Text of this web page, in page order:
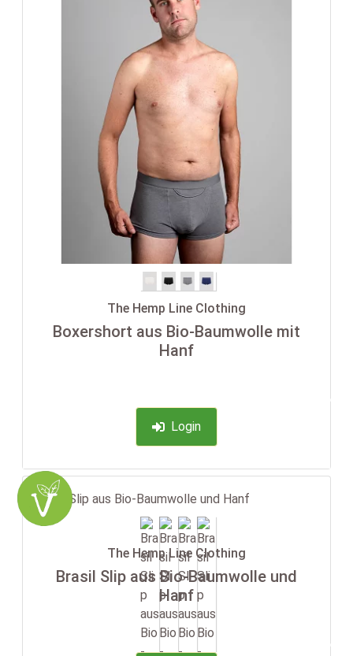
The Hemp Line Clothing
Boxershort aus Bio-Baumwolle mit
Hanf
Login
-35%
The Hemp Line Clothing
Brasil Slip aus Bio-Baumwolle und
Hanf
-35%